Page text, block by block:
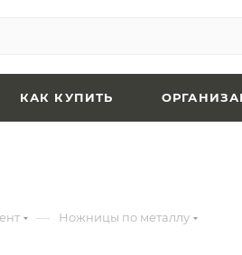
КАК КУПИТЬ
— Ножницы по металлу